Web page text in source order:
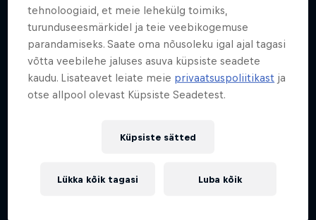
tehnoloogiaid, et meie lehekülg toimiks,
turunduseesmärkidel ja teie veebikogemuse
parandamiseks. Saate oma nõusoleku igal ajal tagasi
võtta veebilehe jaluses asuva küpsiste seadete
kaudu. Lisateavet leiate meie privaatsuspoliitikast ja
otse allpool olevast Küpsiste Seadetest.
Küpsiste sätted
Lükka kõik tagasi Luba kõik